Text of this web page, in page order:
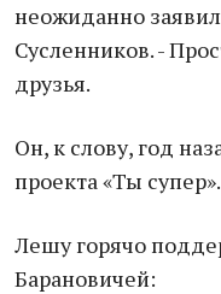
неожиданно
Сусленников. -
друзья.
Он, к слову, год
проекта «Ты супер».
Лешу горячо
Барановичей: